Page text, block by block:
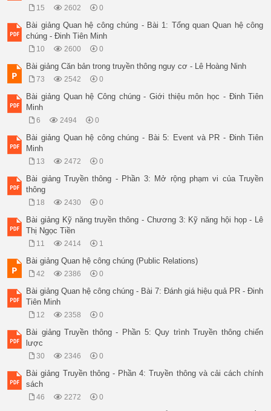
15 2602 0
Bài giảng Quan hệ công chúng - Bài 1: Tổng quan Quan hệ công
chúng - Đinh Tiên Minh
10 2600 0
Bài giảng Căn bản trong truyền thông nguy cơ - Lê Hoàng Ninh
73 2542 0
Bài giảng Quan hệ Công chúng - Giới thiệu môn học - Đinh Tiên
Minh
6 2494 0
Bài giảng Quan hệ công chúng - Bài 5: Event và PR - Đinh Tiên
Minh
13 2472 0
Bài giảng Truyền thông - Phần 3: Mở rộng phạm vi của Truyền
thông
18 2430 0
Bài giảng Kỹ năng truyền thông - Chương 3: Kỹ năng hội họp - Lê
Thị Ngọc Tiền
11 2414 1
Bài giảng Quan hệ công chúng (Public Relations)
42 2386 0
Bài giảng Quan hệ công chúng - Bài 7: Đánh giá hiệu quả PR - Đinh
Tiên Minh
12 2358 0
Bài giảng Truyền thông - Phần 5: Quy trình Truyền thông chiến
lược
30 2346 0
Bài giảng Truyền thông - Phần 4: Truyền thông và cải cách chính
sách
46 2272 0